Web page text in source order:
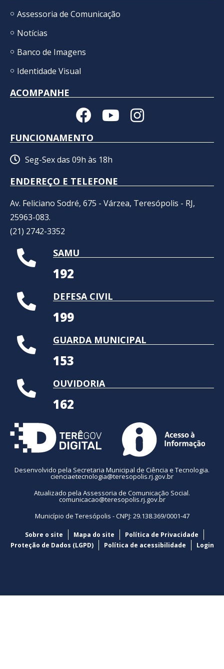
Assessoria de Comunicação
Notícias
Banco de Imagens
Identidade Visual
ACOMPANHE
FUNCIONAMENTO
Seg-Sex das 09h às 18h
ENDEREÇO E TELEFONE
Av. Feliciano Sodré, 675 - Várzea, Teresópolis - RJ,
25963-083.
(21) 2742-3352​
SAMU
192
DEFESA CIVIL
199
GUARDA MUNICIPAL
153
OUVIDORIA
162
Desenvolvido pela Secretaria Municipal de Ciência e Tecnologia.
cienciaetecnologia@teresopolis.rj.gov.br
Atualizado pela Assessoria de Comunicação Social.
comunicacao@teresopolis.rj.gov.br
Município de Teresópolis - CNPJ: 29.138.369/0001-47
Sobre o site Mapa do site
Política de Privacidade
Proteção de Dados (LGPD)
Política de acessibilidade Login